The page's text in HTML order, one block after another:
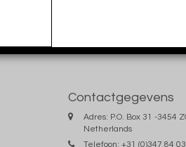
Contactgegevens
Adres: P.O. Box 31 -3454
Netherlands
Telefoon: +31 (0)347 84